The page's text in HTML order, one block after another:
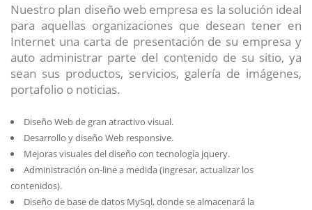
Nuestro plan diseño web empresa es la solución ideal
para aquellas organizaciones que desean tener en
Internet una carta de presentación de su empresa y
auto administrar parte del contenido de su sitio, ya
sean sus productos, servicios, galería de imágenes,
portafolio o noticias.
Diseño Web de gran atractivo visual.
Desarrollo y diseño Web responsive.
Mejoras visuales del diseño con tecnología jquery.
Administración on-line a medida (ingresar, actualizar los
contenidos).
Diseño de base de datos MySql, donde se almacenará la